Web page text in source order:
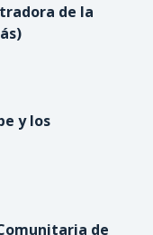
de la
y los
de